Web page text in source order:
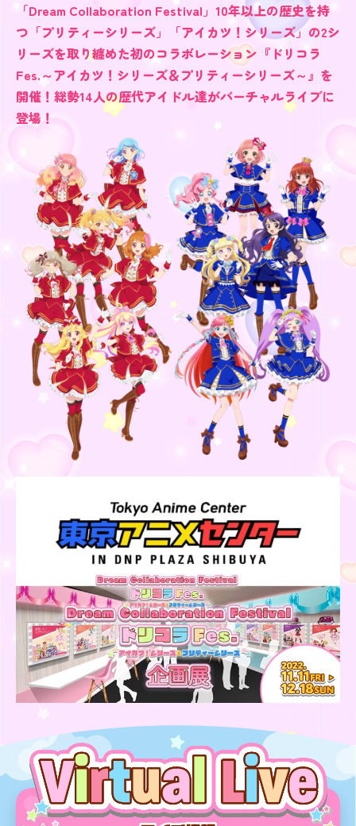
「Dream Collaboration Festival」10年以上の歴史を持
つ「プリティーシリーズ」「アイカツ！シリーズ」の2シ
リーズを取り纏めた初のコラボレーション『ドリコラ
Fes.～アイカツ！シリーズ＆プリティーシリーズ～』を
開催！総勢14人の歴代アイドル達がバーチャルライブに
登場！